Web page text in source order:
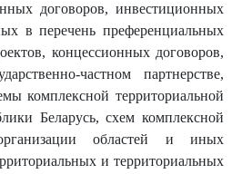
договоров, инвестиционных
в перечень преференциальных
концессионных договоров,
частном партнерстве,
комплексной территориальной
Беларусь, схем комплексной
областей и иных
и территориальных